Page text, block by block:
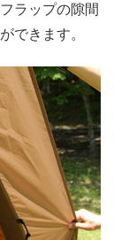
ラップの隙間
できます。